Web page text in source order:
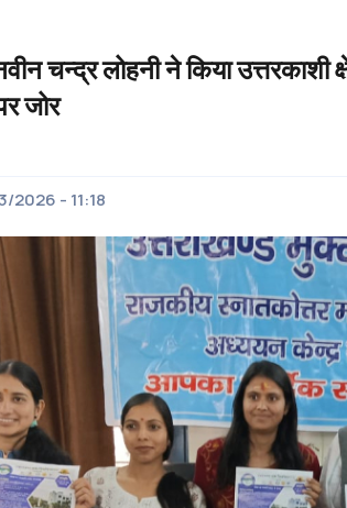
चन्द्र लोहनी ने किया
जोर
2026 - 11:18